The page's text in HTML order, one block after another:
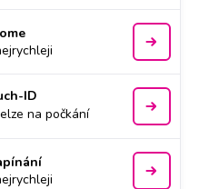
ID
na počkání